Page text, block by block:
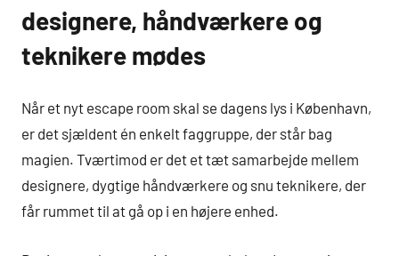
designere, håndværkere og
teknikere mødes
Når et nyt escape room skal se dagens lys i København,
er det sjældent én enkelt faggruppe, der står bag
magien. Tværtimod er det et tæt samarbejde mellem
designere, dygtige håndværkere og snu teknikere, der
får rummet til at gå op i en højere enhed.